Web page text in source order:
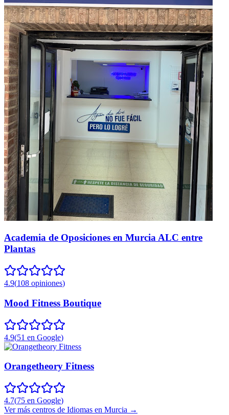
Academia de Oposiciones en Murcia ALC entre
Plantas
4.9(108 opiniones)
Mood Fitness Boutique
4.9(51 en Google)
Orangetheory Fitness
4.7(75 en Google)
Ver más centros de Idiomas en Murcia →